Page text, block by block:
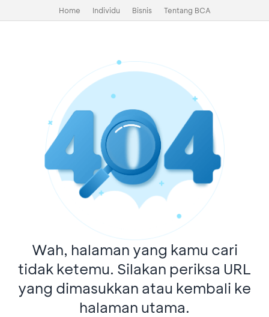
Home Individu Bisnis Tentang BCA
Wah, halaman yang kamu cari
tidak ketemu. Silakan periksa URL
yang dimasukkan atau kembali ke
halaman utama.